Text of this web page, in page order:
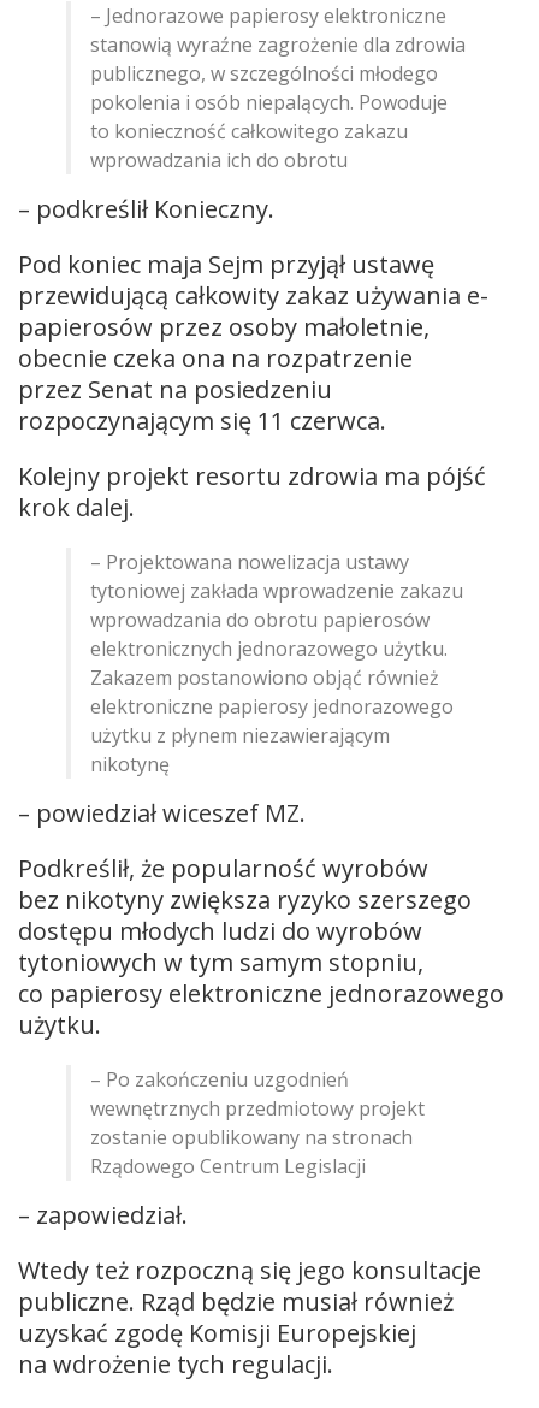
– Jednorazowe papierosy elektroniczne
stanowią wyraźne zagrożenie dla zdrowia
publicznego, w szczególności młodego
pokolenia i osób niepalących. Powoduje
to konieczność całkowitego zakazu
wprowadzania ich do obrotu
– podkreślił Konieczny.
Pod koniec maja Sejm przyjął ustawę
przewidującą całkowity zakaz używania e-
papierosów przez osoby małoletnie,
obecnie czeka ona na rozpatrzenie
przez Senat na posiedzeniu
rozpoczynającym się 11 czerwca.
Kolejny projekt resortu zdrowia ma pójść
krok dalej.
– Projektowana nowelizacja ustawy
tytoniowej zakłada wprowadzenie zakazu
wprowadzania do obrotu papierosów
elektronicznych jednorazowego użytku.
Zakazem postanowiono objąć również
elektroniczne papierosy jednorazowego
użytku z płynem niezawierającym
nikotynę
– powiedział wiceszef MZ.
Podkreślił, że popularność wyrobów
bez nikotyny zwiększa ryzyko szerszego
dostępu młodych ludzi do wyrobów
tytoniowych w tym samym stopniu,
co papierosy elektroniczne jednorazowego
użytku.
– Po zakończeniu uzgodnień
wewnętrznych przedmiotowy projekt
zostanie opublikowany na stronach
Rządowego Centrum Legislacji
– zapowiedział.
Wtedy też rozpoczną się jego konsultacje
publiczne. Rząd będzie musiał również
uzyskać zgodę Komisji Europejskiej
na wdrożenie tych regulacji.